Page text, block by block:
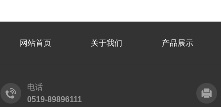
网站首页 关于我们 产品展示
电话
0519-89896111